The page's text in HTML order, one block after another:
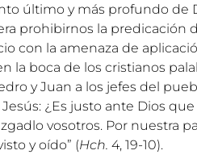
último y más profundo de
prohibirnos la predicación
con la amenaza de
la boca de los cristianos
y Juan a los jefes del
¿Es justo ante Dios
vosotros. Por nuestra
y oído” (Hch. 4, 19-10).